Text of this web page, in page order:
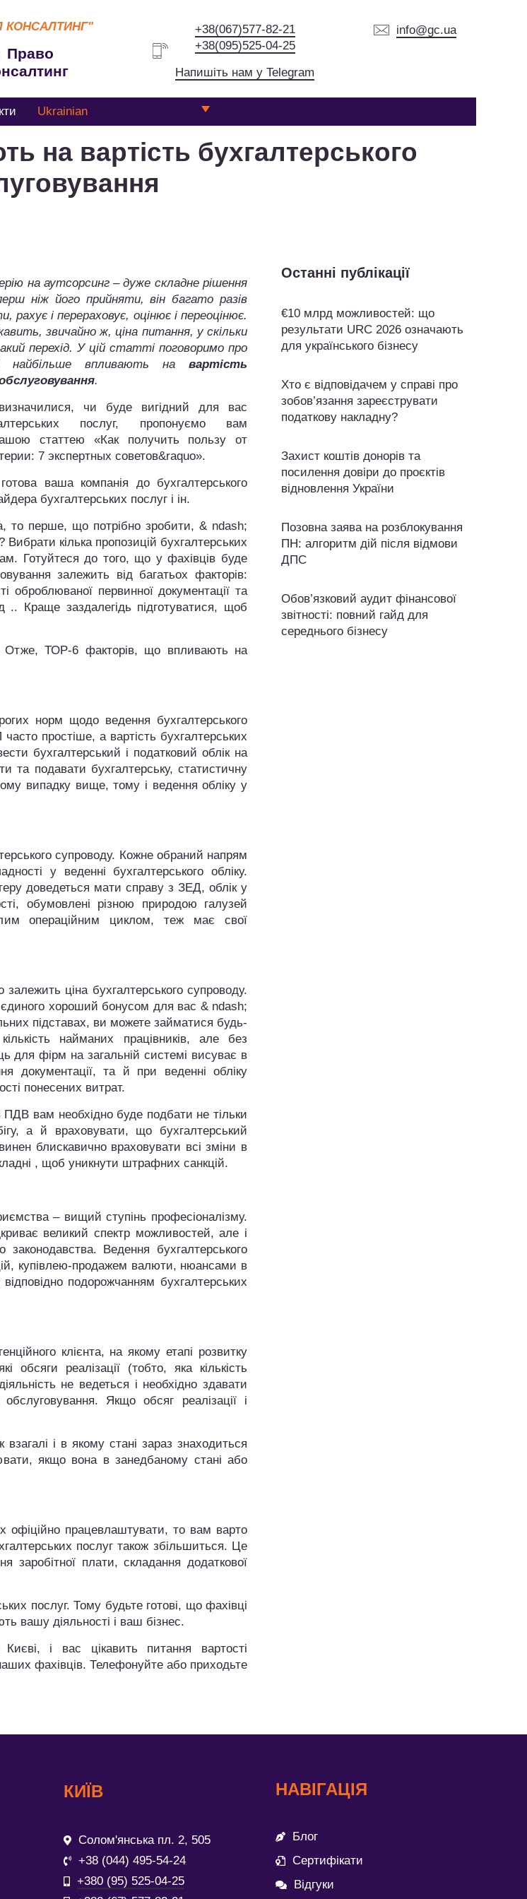
КОНСАЛТИНГ"
Право
+38(067)577-82-21
+38(095)525-04-25
Напишіть нам у Telegram
info@gc.ua
Ukrainian
на вартість бухгалтерського
на аутсорсинг – дуже складне рішення
ніж його прийняти, він багато разів
рахує і перераховує, оцінює і переоцінює.
звичайно ж, ціна питання, у скільки
перехід. У цій статті поговоримо про
найбільше впливають на вартість
.
чи буде вигідний для вас
послуг, пропонуємо вам
статтею «Как получить пользу от
7 экспертных советов&raquo».
ваша компанія до бухгалтерського
бухгалтерських послуг і ін.
то перше, що потрібно зробити, & ndash;
кілька пропозицій бухгалтерських
Готуйтеся до того, що у фахівців буде
залежить від багатьох факторів:
оброблюваної первинної документації та
.. Краще заздалегідь підготуватися, щоб
Отже, ТОР-6 факторів, що впливають на
норм щодо ведення бухгалтерського
простіше, а вартість бухгалтерських
бухгалтерський і податковий облік на
та подавати бухгалтерську, статистичну
випадку вище, тому і ведення обліку у
супроводу. Кожне обраний напрям
у веденні бухгалтерського обліку.
доведеться мати справу з ЗЕД, облік у
обумовлені різною природою галузей
операційним циклом, теж має свої
ціна бухгалтерського супроводу.
хороший бонусом для вас & ndash;
підставах, ви можете займатися будь-
найманих працівників, але без
для фірм на загальній системі висуває в
документації, та й при веденні обліку
понесених витрат.
вам необхідно буде подбати не тільки
а й враховувати, що бухгалтерський
блискавично враховувати всі зміни в
, щоб уникнути штрафних санкцій.
– вищий ступінь професіоналізму.
великий спектр можливостей, але і
Ведення бухгалтерського
купівлею-продажем валюти, нюансами в
подорожчанням бухгалтерських
клієнта, на якому етапі розвитку
обсяги реалізації (тобто, яка кількість
не ведеться і необхідно здавати
Якщо обсяг реалізації і
і в якому стані зараз знаходиться
якщо вона в занедбаному стані або
офіційно працевлаштувати, то вам варто
послуг також збільшиться. Це
заробітної плати, складання додаткової
послуг. Тому будьте готові, що фахівці
вашу діяльності і ваш бізнес.
і вас цікавить питання вартості
фахівців. Телефонуйте або приходьте
Останні публікації
€10 млрд можливостей: що
результати URC 2026 означають
для українського бізнесу
Хто є відповідачем у справі про
зобов’язання зареєструвати
податкову накладну?
Захист коштів донорів та
посилення довіри до проєктів
відновлення України
Позовна заява на розблокування
ПН: алгоритм дій після відмови
ДПС
Обов’язковий аудит фінансової
звітності: повний гайд для
середнього бізнесу
КИЇВ
Солом'янська пл. 2, 505
+38 (044) 495-54-24
+380 (95) 525-04-25
НАВІГАЦІЯ
Блог
Сертифікати
Відгуки